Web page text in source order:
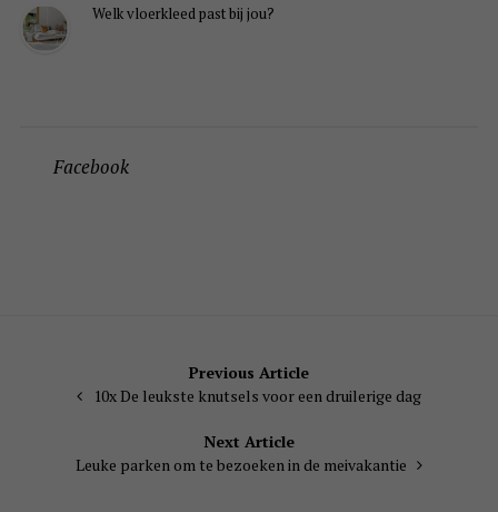
Welk vloerkleed past bij jou?
Facebook
navigatie
Previous Article
10x De leukste knutsels voor een druilerige dag
Next Article
Leuke parken om te bezoeken in de meivakantie